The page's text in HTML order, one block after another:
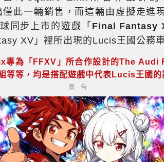
僅此一輛銷售，而這輛由虛擬走進
同步上市的遊戲「 Final Fantasy
XV」裡所出現的Lucis王國公務車
為「FFXV」所合作設計的The Audi
等等，均是搭配遊戲中代表Lucis王國的
廣告